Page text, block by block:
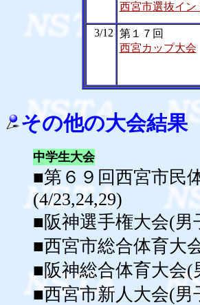
西宮市選抜イン
3/12 第１７回
西宮カップ大会
その他の大会結果
中学生大会
■第６９回西宮市民
(4/23,24,29)
■阪神選手権大会(男
■西宮市総合体育大
■阪神総合体育大会(
■西宮市新人大会(男